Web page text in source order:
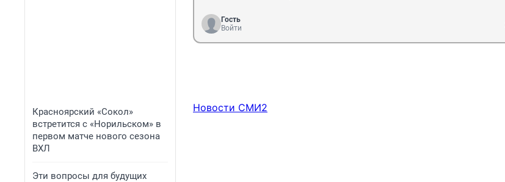
Красноярский «Сокол»
встретится с «Норильском» в
первом матче нового сезона
ВХЛ
Эти вопросы для будущих
Гость
Войти
Новости СМИ2